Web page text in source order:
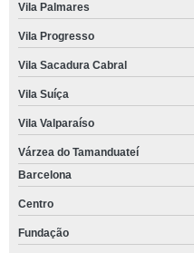
Vila Palmares
Vila Progresso
Vila Sacadura Cabral
Vila Suíça
Vila Valparaíso
Várzea do Tamanduateí
Barcelona
Centro
Fundação